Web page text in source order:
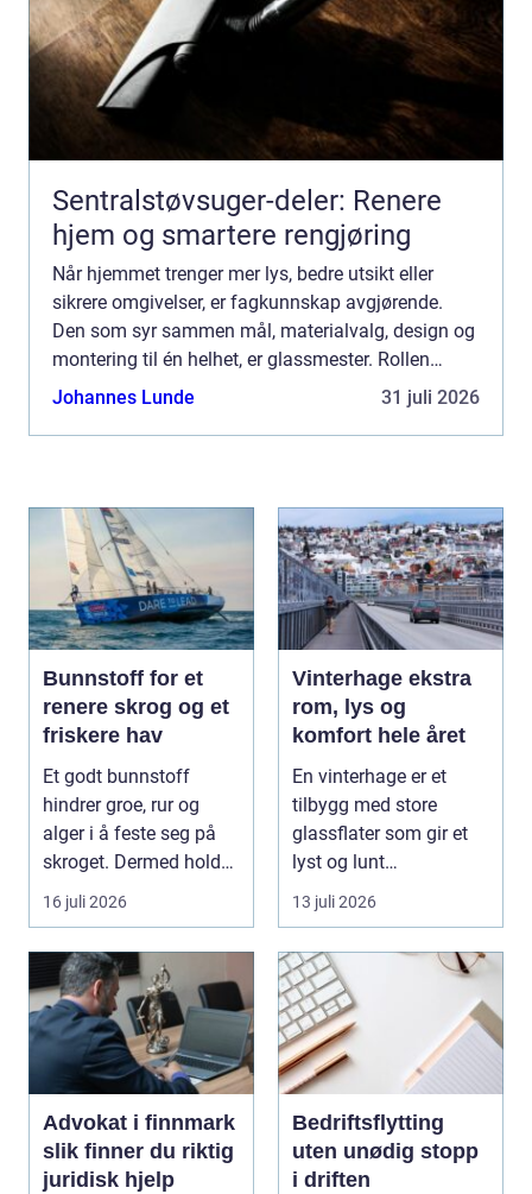
Sentralstøvsuger-deler: Renere
hjem og smartere rengjøring
Når hjemmet trenger mer lys, bedre utsikt eller
sikrere omgivelser, er fagkunnskap avgjørende.
Den som syr sammen mål, materialvalg, design og
montering til én helhet, er glassmester. Rollen
spenner fra skreddersøm av...
Johannes Lunde 31 juli 2026
Bunnstoff for et
renere skrog og et
friskere hav
Et godt bunnstoff
hindrer groe, rur og
alger i å feste seg på
skroget. Dermed holder
båten bedre far...
16 juli 2026
Vinterhage ekstra
rom, lys og
komfort hele året
En vinterhage er et
tilbygg med store
glassflater som gir et
lyst og lunt
oppholdsrom nær
13 juli 2026
Advokat i finnmark
slik finner du riktig
juridisk hjelp
Bedriftsflytting
uten unødig stopp
i driften